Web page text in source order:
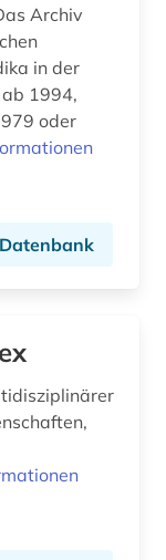
in der
1994,
oder